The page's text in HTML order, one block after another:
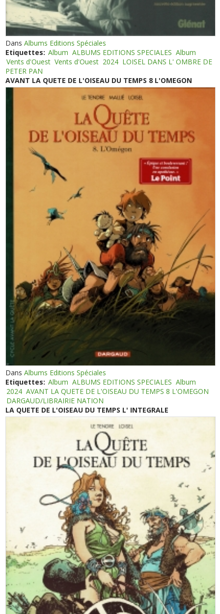
DansAlbums Editions Spéciales
Etiquettes: Album ALBUMS EDITIONS SPECIALES Album
Vents d'Ouest Vents d'Ouest 2024 LOISEL DANS L' OMBRE DE
PETER PAN
AVANT LA QUETE DE L'OISEAU DU TEMPS 8 L'OMEGON
DansAlbums Editions Spéciales
Etiquettes: Album ALBUMS EDITIONS SPECIALES Album
2024 AVANT LA QUETE DE L'OISEAU DU TEMPS 8 L'OMEGON
DARGAUD/LIBRAIRIE NATION
LA QUETE DE L'OISEAU DU TEMPS L' INTEGRALE